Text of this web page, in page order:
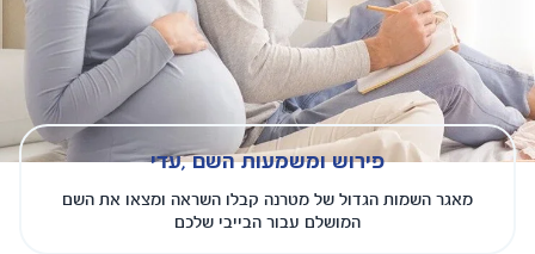
פירוש ומשמעות השם ,עדי
מאגר השמות הגדול של מטרנה קבלו השראה ומצאו את השם
המושלם עבור הבייבי שלכם